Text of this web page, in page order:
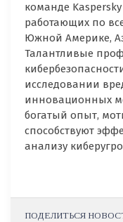
команде Kaspersky
работающих по
Южной Америке,
Талантливые
исследовании
инновационных
богатый опыт,
способствуют
анализу
ПОДЕЛИТЬСЯ